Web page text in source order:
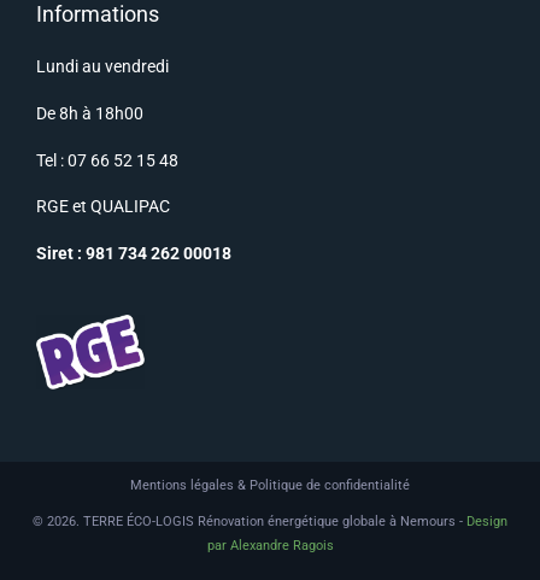
Informations
Lundi au vendredi
De 8h à 18h00
Tel : 07 66 52 15 48
RGEet QUALIPAC
Siret : 981 734 262 00018
Mentions légales & Politique de confidentialité
© 2026. TERRE ÉCO-LOGIS Rénovation énergétique globale à Nemours - Design
par Alexandre Ragois